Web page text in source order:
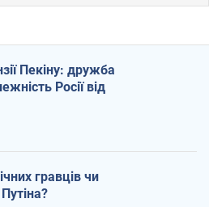
Пекіну: дружба
Росії від
гравців чи